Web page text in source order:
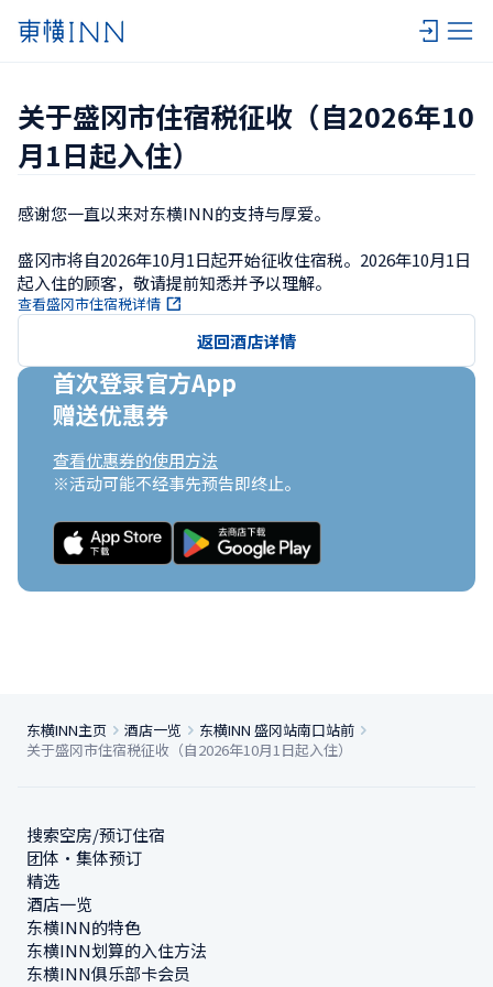
关于盛冈市住宿税征收（自2026年10
月1日起入住）
感谢您一直以来对东横INN的支持与厚爱。
盛冈市将自2026年10月1日起开始征收住宿税。2026年10月1日
起入住的顾客，敬请提前知悉并予以理解。
查看盛冈市住宿税详情
返回酒店详情
首次登录官方App
赠送优惠券
查看优惠券的使用方法
※活动可能不经事先预告即终止。
东横INN主页 酒店一览
东横INN 盛冈站南口站前
关于盛冈市住宿税征收（自2026年10月1日起入住）
搜索空房/预订住宿
团体・集体预订
精选
酒店一览
东横INN的特色
东横INN划算的入住方法
东横INN俱乐部卡会员